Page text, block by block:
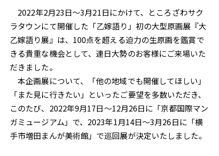
2022年2月23日～3月21日にかけて、ところざわサク
ラタウンにて開催した「乙嫁語り」初の大型原画展『大
乙嫁語り展』は、100点を超える迫力の生原画を鑑賞で
きる貴重な機会として、連日大勢のお客様にご来場いた
だきました。
本企画展について、「他の地域でも開催してほしい」
「また見に行きたい」といったご要望を多数いただき、
このたび、2022年9月17日～12月26日に「京都国際マン
ガミュージアム」で、2023年1月14日～3月26日に「横
手市増田まんが美術館」で巡回展が決定いたしました。